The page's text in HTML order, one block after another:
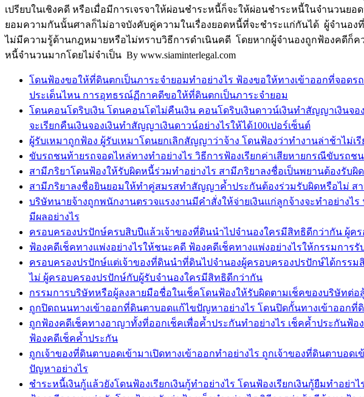
เปรียบในเชิงคดี หรือเมื่อมีการเจรจาให้ผ่อนชำระหนี้ก็จะให้ผ่อนชำระหนี้ในจำนวน
ยอมความกันนั้นศาลก็ไม่อาจบังคับคู่ความในเรื่องยอดหนี้ที่จะชำระแก่กันได้ ผู้จำนอง
ไม่มีความรู้ด้านกฎหมายหรือไม่ทราบวิธีการดำเนินคดี โดยหากผู้จำนองถูกฟ้องคดีก็ค
หนี้จำนวนมากโดยไม่จำเป็น By www.siaminterlegal.com
โดนฟ้องขอให้ที่ดินตกเป็นภาระจำยอมทำอย่างไร ฟ้องขอให้ทางเข้าออกที่จอด
ประเด็นไหน การอุทธรณ์ฏีกาคดีขอให้ที่ดินตกเป็นภาระจำยอม
โดนคอนโดริบเงิน โดนคอนโดไม่คืนเงิน คอนโดริบเงินดาวน์เงินทำสัญญาเงินจ
จะเรียกคืนเงินจองเงินทำสัญญาเงินดาวน์อย่างไรให้ได้100เปอร์เซ็นต์
ผู้รับเหมาถูกฟ้อง ผู้รับเหมาโดนยกเลิกสัญญาว่าจ้าง โดนฟ้องว่าทำงานล่าช้าไม่
ขับรถชนท้ายรถจอดไหล่ทางทำอย่างไร วิธีการฟ้องเรียกค่าเสียหายกรณีขับร
สามีภริยาโดนฟ้องให้รับผิดหนี้ร่วมทำอย่างไร สามีภริยาลงชื่อเป็นพยานต้องรับ
สามีภริยาลงชื่อยินยอมให้ทำคู่สมรสทำสัญญาค้ำประกันต้องร่วมรับผิดหรือไม่
บริษัทนายจ้างถูกพนักงานตรวจแรงงานมีคำสั่งให้จ่ายเงินแก่ลูกจ้างจะทำอย่าง
มีผลอย่างไร
ครอบครองปรปักษ์ครบสิบปีแล้วเจ้าของที่ดินนำไปจำนองใครมีสิทธิดีกว่ากัน ผู้
ฟ้องคดีเช็คทางแพ่งอย่างไรให้ชนะคดี ฟ้องคดีเช็คทางแพ่งอย่างไรให้กรรมกา
ครอบครองปรปักษ์แต่เจ้าของที่ดินนำที่ดินไปจำนองผู้ครอบครองปรปักษ์ได้กรร
ไม่ ผู้ครอบครองปรปักษ์กับผู้รับจำนองใครมีสิทธิดีกว่ากัน
กรรมการบริษัทหรือผู้ลงลายมือชื่อในเช็คโดนฟ้องให้รับผิดตามเช็คของบริษัทต่อ
ถูกปิดถนนทางเข้าออกที่ดินตาบอดแก้ไขปัญหาอย่างไร โดนปิดกั้นทางเข้าออก
ถูกฟ้องคดีเช็คทางอาญาทั้งที่ออกเช็คเพื่อค้ำประกันทำอย่างไร เช็คค้ำประกันฟ้
ฟ้องคดีเช็คค้ำประกัน
ถูกเจ้าของที่ดินตาบอดเข้ามาเปิดทางเข้าออกทำอย่างไร ถูกเจ้าของที่ดินตาบอ
ปัญหาอย่างไร
ชำระหนี้เงินกู้แล้วยังโดนฟ้องเรียกเงินกู้ทำอย่างไร โดนฟ้องเรียกเงินกู้ยืมทำอย่า